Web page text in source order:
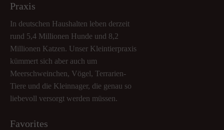
Praxis
In deutschen Haushalten leben derzeit
rund 5,4 Millionen Hunde und 8,2
Millionen Katzen. Unser Kleintierpraxis
kümmert sich aber auch um
Meerschweinchen, Vögel, Terrarien-
Tiere und die Kleinnager, die genau so
liebevoll versorgt werden müssen.
Favorites